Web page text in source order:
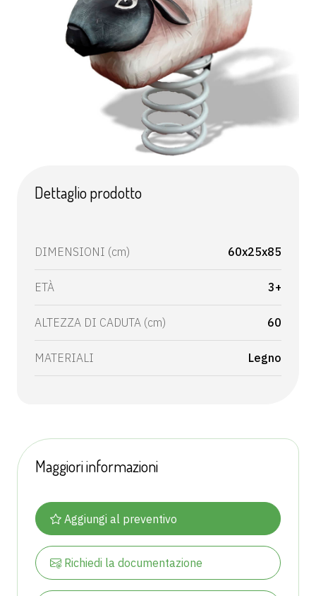
Dettaglio prodotto
DIMENSIONI (cm) 60x25x85
ETÀ 3+
ALTEZZA DI CADUTA (cm) 60
MATERIALI Legno
Maggiori informazioni
Aggiungi al preventivo
Richiedi la documentazione